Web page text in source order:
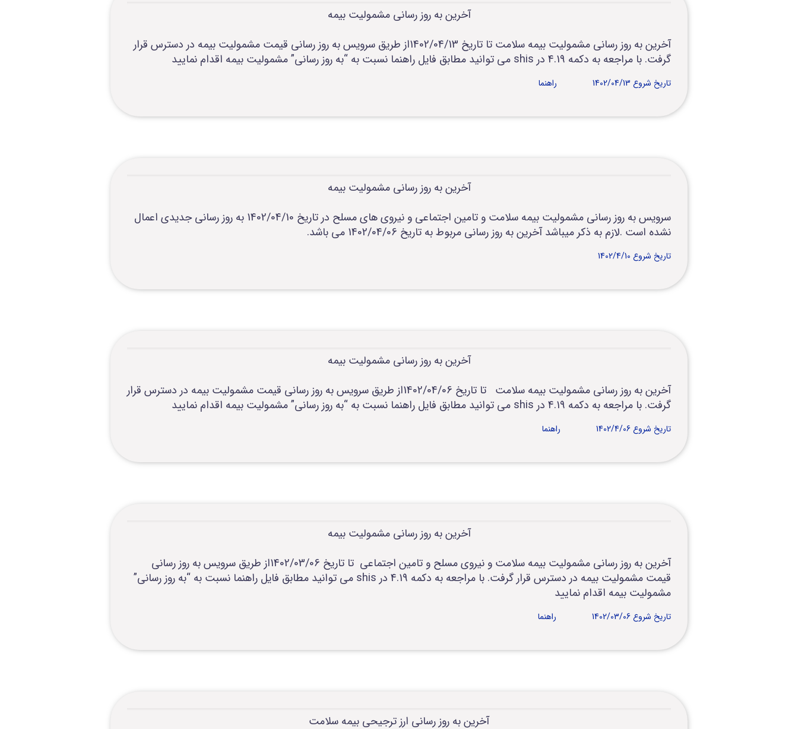
آخرین به روز رسانی مشمولیت بیمه
آخرین به روز رسانی مشمولیت بیمه سلامت تا تاریخ 1402/04/13از طریق سرویس به روز رسانی قیمت مشمولیت بیمه در دسترس قرار
گرفت. با مراجعه به دکمه 4.19 در shis می توانید مطابق فایل راهنما نسبت به “به روز رسانی” مشمولیت بیمه اقدام نمایید
تاریخ شروع 1402/04/13 راهنما
آخرین به روز رسانی مشمولیت بیمه
سرویس به روز رسانی مشمولیت بیمه سلامت و تامین اجتماعی و نیروی های مسلح در تاریخ 1402/04/10 به روز رسانی جدیدی اعمال
نشده است .لازم به ذکر میباشد آخرین به روز رسانی مربوط به تاریخ 1402/04/06 می باشد.
تاریخ شروع 1402/4/10
آخرین به روز رسانی مشمولیت بیمه
آخرین به روز رسانی مشمولیت بیمه سلامت تا تاریخ 1402/04/06از طریق سرویس به روز رسانی قیمت مشمولیت بیمه در دسترس قرار
گرفت. با مراجعه به دکمه 4.19 در shis می توانید مطابق فایل راهنما نسبت به “به روز رسانی” مشمولیت بیمه اقدام نمایید
تاریخ شروع 1402/4/06 راهنما
آخرین به روز رسانی مشمولیت بیمه
آخرین به روز رسانی مشمولیت بیمه سلامت و نیروی مسلح و تامین اجتماعی تا تاریخ 1402/03/06از طریق سرویس به روز رسانی
قیمت مشمولیت بیمه در دسترس قرار گرفت. با مراجعه به دکمه 4.19 در shis می توانید مطابق فایل راهنما نسبت به “به روز رسانی”
مشمولیت بیمه اقدام نمایید
تاریخ شروع 1402/03/06 راهنما
آخرین به روز رسانی ارز ترجیحی بیمه سلامت